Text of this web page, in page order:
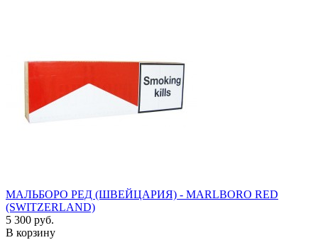
МАЛЬБОРО РЕД (ШВЕЙЦАРИЯ) - MARLBORO RED
(SWITZERLAND)
5 300 руб.
В корзину